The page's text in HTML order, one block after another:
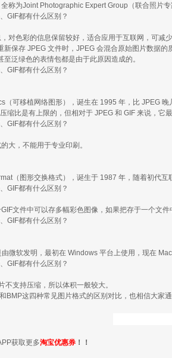
称为Joint Photographic Expert Group（联合照片
对色彩的信息保留较好，适合应用于互联网，可减少
保存 JPEG 文件时，JPEG 会混合原始图片数据的
泛绿色的表情包都是由于此原因造成的。
可移植网络图形），诞生在 1995 年，比 JPEG
缩比是有上限的，但相对于 JPEG 和 GIF 来说，它
大，不能用于专业印刷。
（图形交换格式），诞生于 1987 年，随着初代
文件中可以存多幅彩色图像，如果把存于一个文
微软发明，最初在 Windows 平台上使用，现在
支持压缩，所以体积一般较大。
BMP这四种常见图片格式的区别对比，也相信大家
获取更多淘宝优惠券 ！！